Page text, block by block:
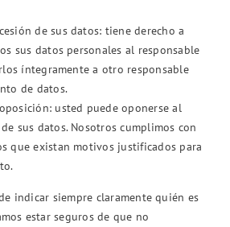
de sus datos: tiene derecho a
sus datos personales al responsable
íntegramente a otro responsable
de datos.
usted puede oponerse al
sus datos. Nosotros cumplimos con
que existan motivos justificados para
indicar siempre claramente quién es
estar seguros de que no